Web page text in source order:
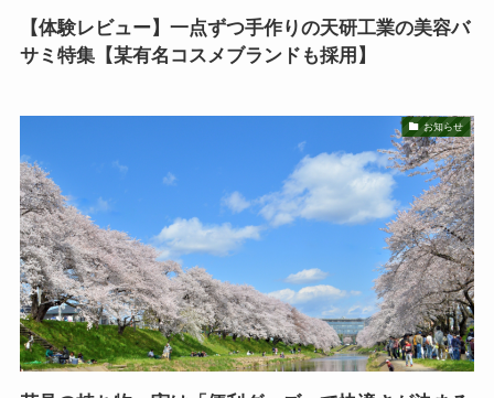
【体験レビュー】一点ずつ手作りの天研工業の美容バ
サミ特集【某有名コスメブランドも採用】
お知らせ